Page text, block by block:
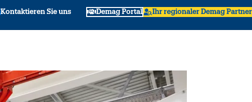
Kontaktieren Sie uns Demag Portal Ihr regionaler Demag Partner